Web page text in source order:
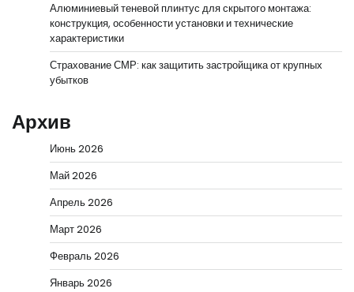
Алюминиевый теневой плинтус для скрытого монтажа:
конструкция, особенности установки и технические
характеристики
Страхование СМР: как защитить застройщика от крупных
убытков
Архив
Июнь 2026
Май 2026
Апрель 2026
Март 2026
Февраль 2026
Январь 2026